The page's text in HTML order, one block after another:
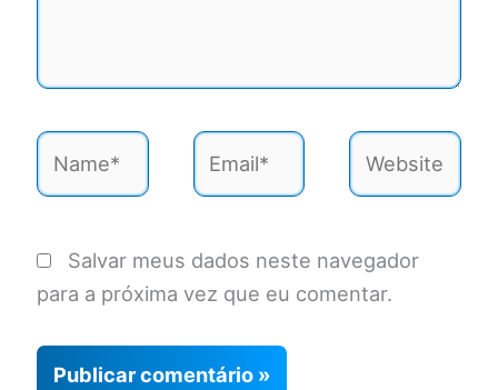
Name* Email* Website
Salvar meus dados neste navegador
para a próxima vez que eu comentar.